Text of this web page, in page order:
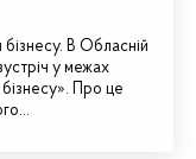
бізнесу. В Обласній
у межах
Про це